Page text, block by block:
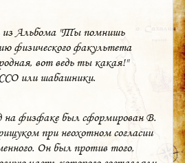
Альбома "Ты помнишь
физического факультета
вот ведь ты какая!"
или шабашники.
физфаке был сформирован В.
при неохотном согласии
Он был против того,